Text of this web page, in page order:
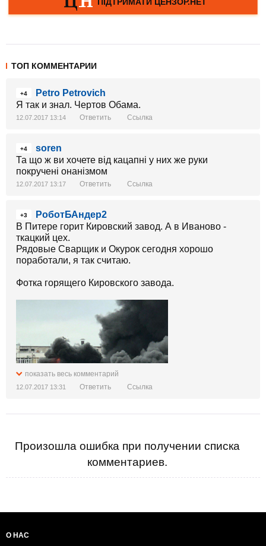
ТОП КОММЕНТАРИИ
+4
Petro Petrovich
Я так и знал. Чертов Обама.
12.07.2017 13:14 Ответить Ссылка
+4
soren
Та що ж ви хочете від кацапні у них же руки
покручені онанізмом
12.07.2017 13:17 Ответить Ссылка
+3
РоботБАндер2
В Питере горит Кировский завод. А в Иваново -
ткацкий цех.
Рядовые Сварщик и Окурок сегодня хорошо
поработали, я так считаю.
Фотка горящего Кировского завода.
показать весь комментарий
12.07.2017 13:31 Ответить Ссылка
Произошла ошибка при получении списка
комментариев.
О НАС